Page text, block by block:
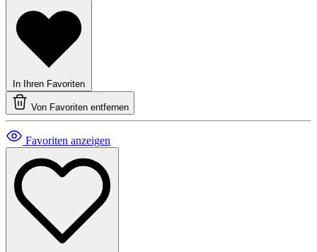
In Ihren Favoriten
Von Favoriten entfernen
Favoriten anzeigen